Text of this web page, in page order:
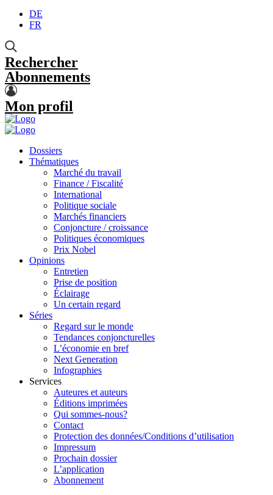
DE
FR
Rechercher
Abonnements
Mon profil
Dossiers
Thématiques
Marché du travail
Finance / Fiscalité
International
Politique sociale
Marchés financiers
Conjoncture / croissance
Politiques économiques
Prix Nobel
Opinions
Entretien
Prise de position
Éclairage
Un certain regard
Séries
Regard sur le monde
Tendances conjoncturelles
L’économie en bref
Next Generation
Infographies
Services
Auteures et auteurs
Éditions imprimées
Qui sommes-nous?
Contact
Protection des données/Conditions d’utilisation
Impressum
Prochain dossier
L’application
Abonnement